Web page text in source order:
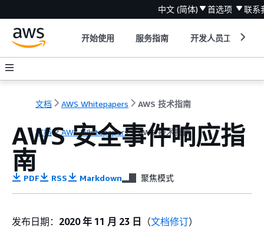
中文 (简体) 首选项 联系
开始使用 服务指南 开发人员工具
文档 AWS Whitepapers AWS 技术指南
文档 AWS Whitepapers AWS 技术指南
AWS 安全事件响应指
南
PDF RSS Markdown 聚焦模式
发布日期： 2020 年 11 月 23 日 （文档修订）